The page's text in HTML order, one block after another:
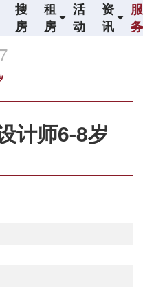
搜
房
租
房
活
动
资
讯
服
务
计师6-8岁